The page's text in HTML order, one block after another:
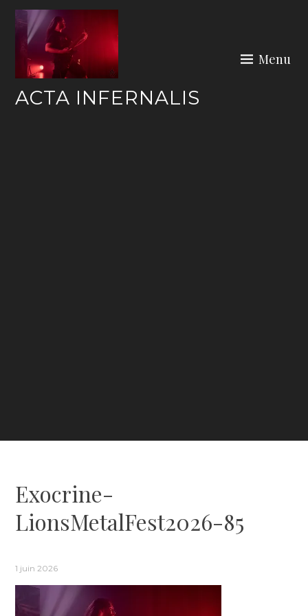
Skip
content
ACTA INFERNALIS
Menu
Exocrine-
LionsMetalFest2026-85
1 juin 2026